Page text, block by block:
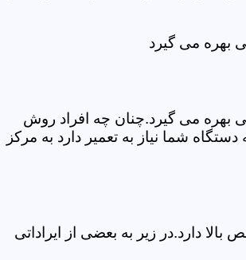
بهره می گیرد
بهره می گیرد.چنان چه افراد روش
شما نیاز به تعمیر دارد به مرکز
دارد.در زیر به بعضی از ایراداتی